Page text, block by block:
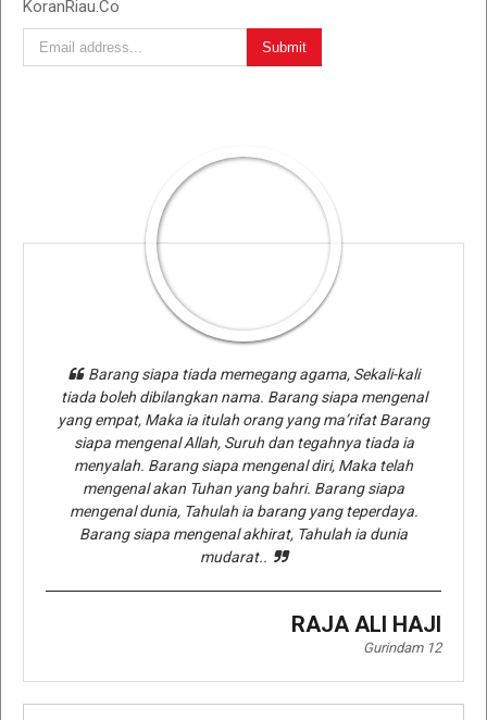
KoranRiau.Co
Barang siapa tiada memegang agama, Sekali-kali
tiada boleh dibilangkan nama. Barang siapa mengenal
yang empat, Maka ia itulah orang yang ma’rifat Barang
siapa mengenal Allah, Suruh dan tegahnya tiada ia
menyalah. Barang siapa mengenal diri, Maka telah
mengenal akan Tuhan yang bahri. Barang siapa
mengenal dunia, Tahulah ia barang yang teperdaya.
Barang siapa mengenal akhirat, Tahulah ia dunia
mudarat..
RAJA ALI HAJI
Gurindam 12